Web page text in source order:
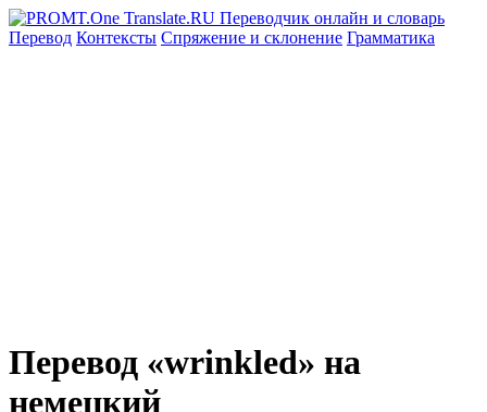
Перевод Контексты Спряжение и склонение Грамматика
Перевод «wrinkled» на
немецкий